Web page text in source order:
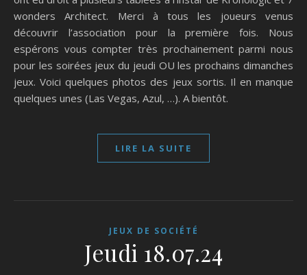
wonders Architect. Merci à tous les joueurs venus
découvrir l’association pour la première fois. Nous
espérons vous compter très prochainement parmi nous
pour les soirées jeux du jeudi OU les prochains dimanches
jeux. Voici quelques photos des jeux sortis. Il en manque
quelques unes (Las Vegas, Azul, …). A bientôt.
LIRE LA SUITE
JEUX DE SOCIÉTÉ
Jeudi 18.07.24